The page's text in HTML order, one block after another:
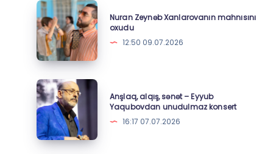
Nuran
Zeynəb
Xanlarovanın
mahnısını
oxudu
Nuran Zeynəb Xanlarovanın mahnısını
oxudu
12:50 09.07.2026
Anşlaq,
alqış,
sənət
–
Eyyub
Anşlaq, alqış, sənət – Eyyub
Yaqubovdan unudulmaz konsert
16:17 07.07.2026